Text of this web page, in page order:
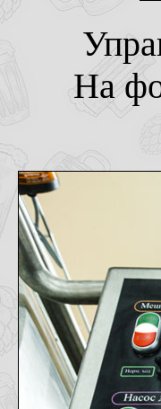
На